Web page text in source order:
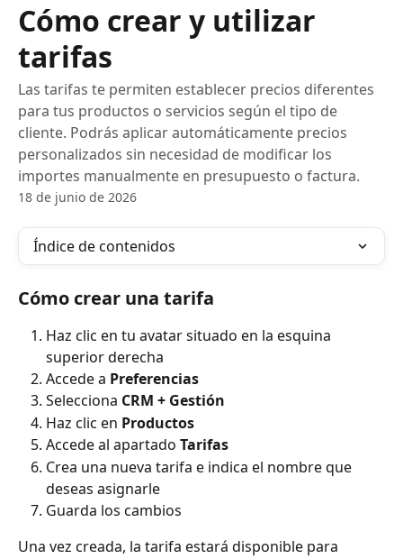
Cómo crear y utilizar
tarifas
Las tarifas te permiten establecer precios diferentes
para tus productos o servicios según el tipo de
cliente. Podrás aplicar automáticamente precios
personalizados sin necesidad de modificar los
importes manualmente en presupuesto o factura.
18 de junio de 2026
Índice de contenidos
Cómo crear una tarifa
Haz clic en tu avatar situado en la esquina
superior derecha
Accede a Preferencias
Selecciona CRM + Gestión
Haz clic en Productos
Accede al apartado Tarifas
Crea una nueva tarifa e indica el nombre que
deseas asignarle
Guarda los cambios
Una vez creada, la tarifa estará disponible para